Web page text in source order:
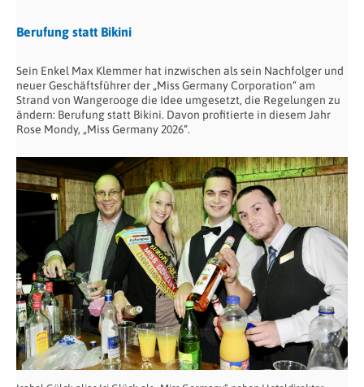
Berufung statt Bikini
Sein Enkel Max Klemmer hat inzwischen als sein Nachfolger und
neuer Geschäftsführer der „Miss Germany Corporation“ am
Strand von Wangerooge die Idee umgesetzt, die Regelungen zu
ändern: Berufung statt Bikini. Davon profitierte in diesem Jahr
Rose Mondy, „Miss Germany 2026“.